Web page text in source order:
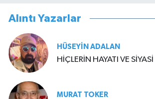
Alıntı Yazarlar
HÜSEYIN ADALAN
HİÇLERİN HAYATI VE
MURAT TOKER